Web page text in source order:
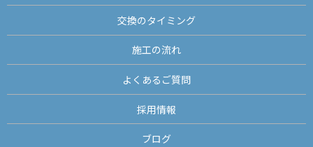
交換のタイミング
施工の流れ
よくあるご質問
採用情報
ブログ